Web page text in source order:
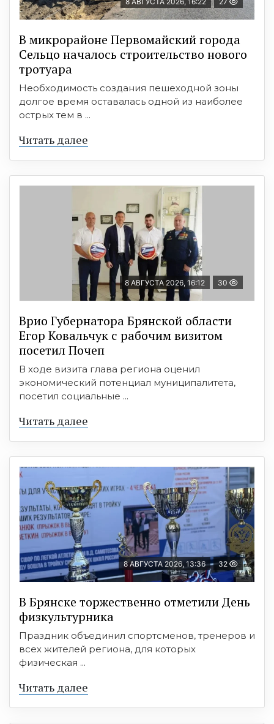
В микрорайоне Первомайский города
Сельцо началось строительство нового
тротуара
Необходимость создания пешеходной зоны
долгое время оставалась одной из наиболее
острых тем в ...
Читать далее
8 АВГУСТА 2026, 16:12 30
Врио Губернатора Брянской области
Егор Ковальчук с рабочим визитом
посетил Почеп
В ходе визита глава региона оценил
экономический потенциал муниципалитета,
посетил социальные ...
Читать далее
8 АВГУСТА 2026, 13:36 32
В Брянске торжественно отметили День
физкультурника
Праздник объединил спортсменов, тренеров и
всех жителей региона, для которых
физическая ...
Читать далее